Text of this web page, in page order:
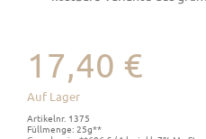
17,40 €
Auf Lager
Artikelnr. 1375
Füllmenge: 25g**